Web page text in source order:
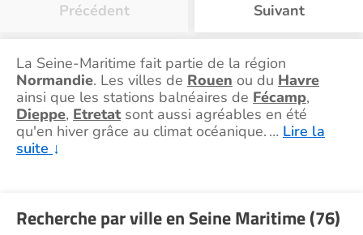
Précédent Suivant
La Seine-Maritime fait partie de la région
Normandie. Les villes de Rouen ou du Havre
ainsi que les stations balnéaires de Fécamp,
Dieppe, Etretatsont aussi agréables en été
qu'en hiver grâce au climat océanique. … Lire la
suite ↓
Recherche par ville en Seine Maritime (76)